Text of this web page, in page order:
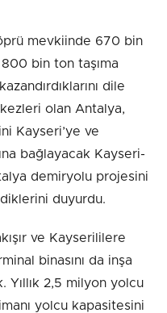
mevkiinde 670 bin
bin ton taşıma
dile
olan Antalya,
Kayseri’ye ve
bağlayacak Kayseri-
demiryolu projesini
duyurdu.
ve Kayserililere
binasını da inşa
Yıllık 2,5 milyon yolcu
yolcu kapasitesini